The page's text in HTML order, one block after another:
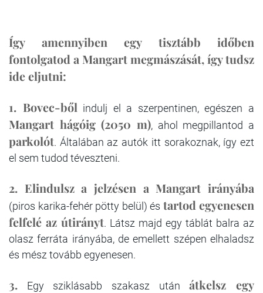
Így amennyiben egy tisztább időben
fontolgatod a Mangart megmászását, így tudsz
ide eljutni:
1. Bovec-ből indulj el a szerpentinen, egészen a
Mangart hágóig (2050 m), ahol megpillantod a
parkolót. Általában az autók itt sorakoznak, így ezt
el sem tudod téveszteni.
2. Elindulsz a jelzésen a Mangart irányába
(piros karika-fehér pötty belül) és tartod egyenesen
felfelé az útirányt. Látsz majd egy táblát balra az
olasz ferráta irányába, de emellett szépen elhaladsz
és mész tovább egyenesen.
3. Egy sziklásabb szakasz utánátkelsz egy